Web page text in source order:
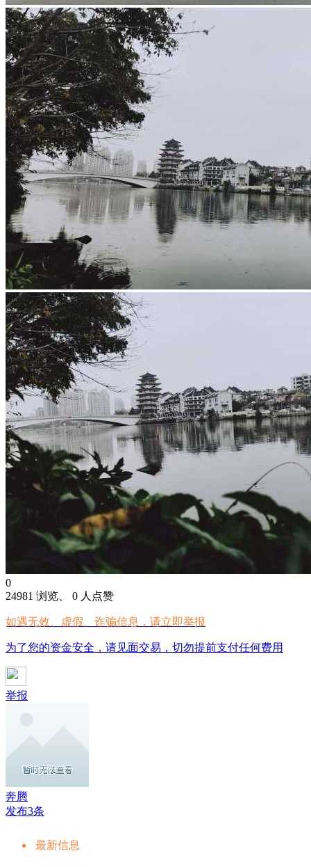
0
24981 浏览、 0 人点赞
如遇无效、虚假、诈骗信息，请立即举报
为了您的资金安全，请见面交易，切勿提前支付任何费用
举报
奔腾
发布3条
最新信息